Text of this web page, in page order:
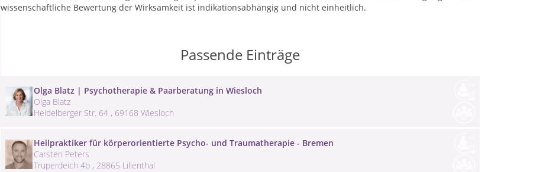
wissenschaftliche Bewertung der Wirksamkeit ist indikationsabhängig und nicht einheitlich.
Passende Einträge
Olga Blatz | Psychotherapie & Paarberatung in Wiesloch
Olga Blatz
Heidelberger Str. 64 , 69168 Wiesloch
Heilpraktiker für körperorientierte Psycho- und Traumatherapie - Bremen
Carsten Peters
Truperdeich 4b , 28865 Lilienthal